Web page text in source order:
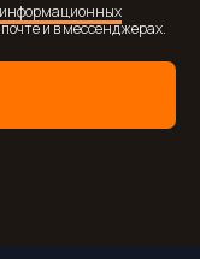
информационных
и в мессенджерах.